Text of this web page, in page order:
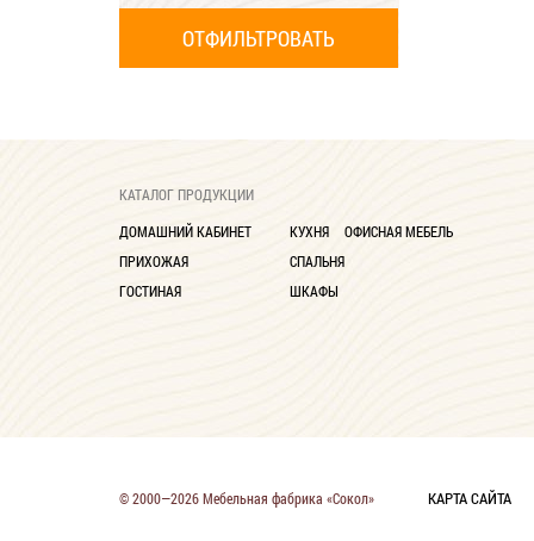
КАТАЛОГ ПРОДУКЦИИ
ДОМАШНИЙ КАБИНЕТ
ПРИХОЖАЯ
ГОСТИНАЯ
КУХНЯ
СПАЛЬНЯ
ШКАФЫ
ОФИСНАЯ МЕБЕЛЬ
© 2000—2026 Мебельная фабрика «Сокол» КАРТА САЙТА